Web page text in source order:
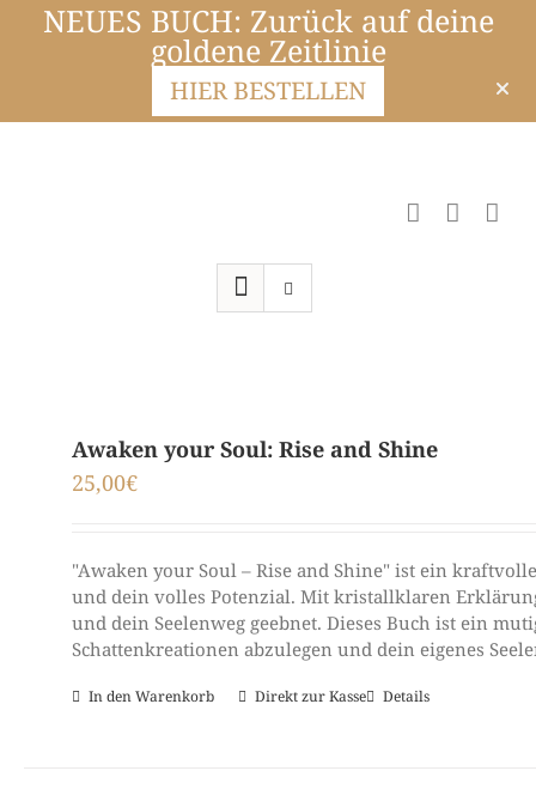
NEUES BUCH: Zurück auf deine
goldene Zeitlinie
HIER BESTELLEN
Awaken your Soul: Rise and Shine
25,00€
"Awaken your Soul – Rise and Shine" ist ein
und dein volles Potenzial. Mit kristallklaren
und dein Seelenweg geebnet. Dieses Buch ist ein
Schattenkreationen abzulegen und dein eigenes
In den Warenkorb Direkt zur Kasse Details